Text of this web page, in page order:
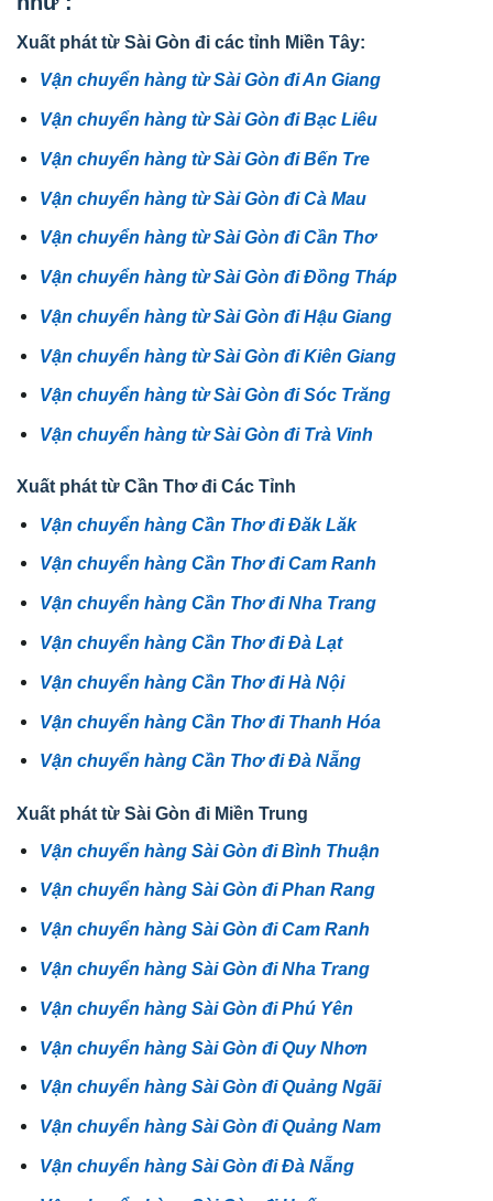
Xuất phát từ Sài Gòn đi các tỉnh Miền Tây:
Vận chuyển hàng từ Sài Gòn đi An Giang
Vận chuyển hàng từ Sài Gòn đi Bạc Liêu
Vận chuyển hàng từ Sài Gòn đi Bến Tre
Vận chuyển hàng từ Sài Gòn đi Cà Mau
Vận chuyển hàng từ Sài Gòn đi Cần Thơ
Vận chuyển hàng từ Sài Gòn đi Đồng Tháp
Vận chuyển hàng từ Sài Gòn đi Hậu Giang
Vận chuyển hàng từ Sài Gòn đi Kiên Giang
Vận chuyển hàng từ Sài Gòn đi Sóc Trăng
Vận chuyển hàng từ Sài Gòn đi Trà Vinh
Xuất phát từ Cần Thơ đi Các Tỉnh
Vận chuyển hàng Cần Thơ đi Đăk Lăk
Vận chuyển hàng Cần Thơ đi Cam Ranh
Vận chuyển hàng Cần Thơ đi Nha Trang
Vận chuyển hàng Cần Thơ đi Đà Lạt
Vận chuyển hàng Cần Thơ đi Hà Nội
Vận chuyển hàng Cần Thơ đi Thanh Hóa
Vận chuyển hàng Cần Thơ đi Đà Nẵng
Xuất phát từ Sài Gòn đi Miền Trung
Vận chuyển hàng Sài Gòn đi Bình Thuận
Vận chuyển hàng Sài Gòn đi Phan Rang
Vận chuyển hàng Sài Gòn đi Cam Ranh
Vận chuyển hàng Sài Gòn đi Nha Trang
Vận chuyển hàng Sài Gòn đi Phú Yên
Vận chuyển hàng Sài Gòn đi Quy Nhơn
Vận chuyển hàng Sài Gòn đi Quảng Ngãi
Vận chuyển hàng Sài Gòn đi Quảng Nam
Vận chuyển hàng Sài Gòn đi Đà Nẵng